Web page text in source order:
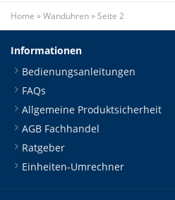
Home »Wanduhren»Seite 2
Informationen
Bedienungsanleitungen
FAQs
Allgemeine Produktsicherheit
AGB Fachhandel
Ratgeber
Einheiten-Umrechner